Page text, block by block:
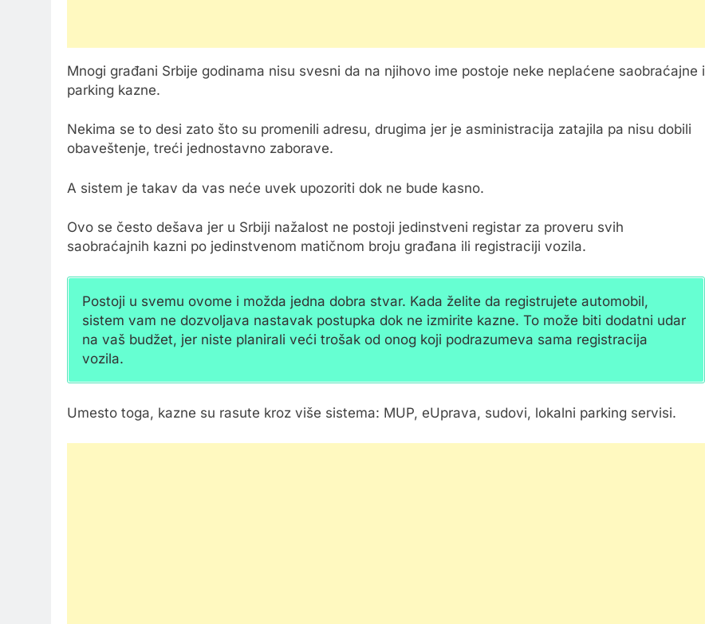
Mnogi građani Srbije godinama nisu svesni da na njihovo ime postoje neke neplaćene saobraćajne i
parking kazne.
Nekima se to desi zato što su promenili adresu, drugima jer je asministracija zatajila pa nisu dobili
obaveštenje, treći jednostavno zaborave.
A sistem je takav da vas neće uvek upozoriti dok ne bude kasno.
Ovo se često dešava jer u Srbiji nažalost ne postoji jedinstveni registar za proveru svih
saobraćajnih kazni po jedinstvenom matičnom broju građana ili registraciji vozila.
Postoji u svemu ovome i možda jedna dobra stvar. Kada želite da registrujete automobil,
sistem vam ne dozvoljava nastavak postupka dok ne izmirite kazne. To može biti dodatni udar
na vaš budžet, jer niste planirali veći trošak od onog koji podrazumeva sama registracija
vozila.
Umesto toga, kazne su rasute kroz više sistema: MUP, eUprava, sudovi, lokalni parking servisi.